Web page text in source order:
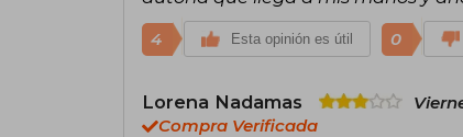
4 Esta opinión es útil 0
Lorena Nadamas
Compra Verificada